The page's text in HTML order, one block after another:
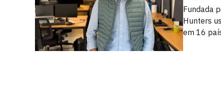
Fundada
Hunters
em 16